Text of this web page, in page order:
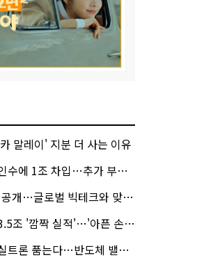
말레이' 지분 더 사는 이유
에 1조 차입…추가 부담은?
…글로벌 빅테크와 맞붙는다
짝 실적'…'아픈 손가락' SK온의 반전
는다…반도체 밸류체인 위상 강화